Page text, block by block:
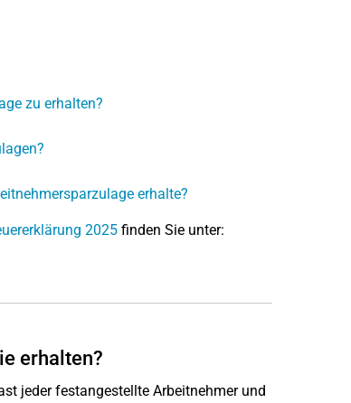
zu erhalten?
erhalte?
2025finden Sie unter:
erhalten?
jeder festangestellte Arbeitnehmer und